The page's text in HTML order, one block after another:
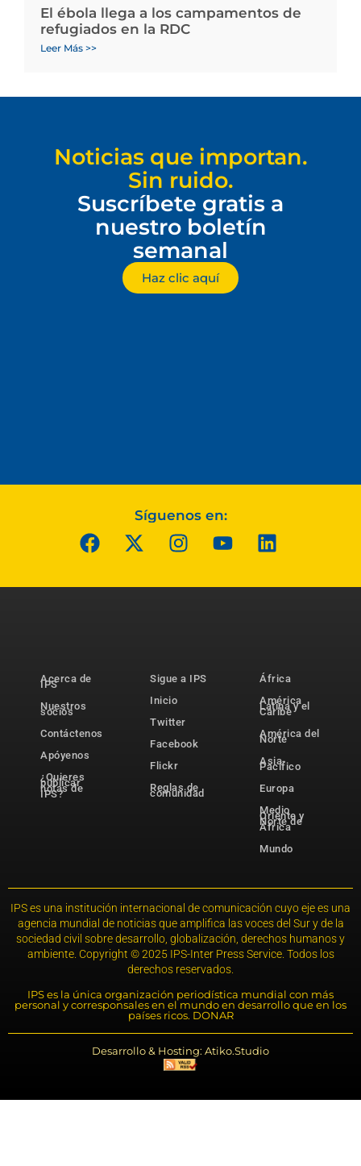
El ébola llega a los campamentos de
refugiados en la RDC
Leer Más >>
Noticias que importan.
Sin ruido.
Suscríbete gratis a
nuestro boletín
semanal
Haz clic aquí
Síguenos en:
Acerca de
IPS
Nuestros
socios
Contáctenos
Apóyenos
¿Quieres
publicar
notas de
IPS?
Sigue a IPS
Inicio
Twitter
Facebook
Flickr
Reglas de
comunidad
África
América
Latina y el
Caribe
América del
Norte
Asia-
Pacífico
Europa
Medio
Oriente y
Norte de
África
Mundo
IPS es una institución internacional de comunicación cuyo eje es una
agencia mundial de noticias que amplifica las voces del Sur y de la
sociedad civil sobre desarrollo, globalización, derechos humanos y
ambiente. Copyright © 2025 IPS-Inter Press Service. Todos los
derechos reservados.
IPS es la única organización periodística mundial con más
personal y corresponsales en el mundo en desarrollo que en los
países ricos. DONAR
Desarrollo & Hosting: Atiko.Studio